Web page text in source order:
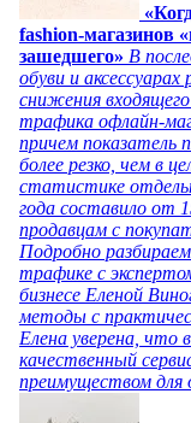
fashion-магазинов
зашедшего» В
обуви и
снижения
трафика офлайн-
причем показатель
более резко, чем в
статистике
года составило от
продавцам с
Подробно
трафике с
бизнесе Еленой
методы с
Елена уверена, что
качественный
преимуществом для